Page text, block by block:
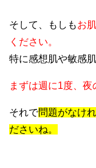
そして、もしもお
ください。
特に感想肌や敏感
まずは週に1度、夜
それで問題がなけ
ださいね。